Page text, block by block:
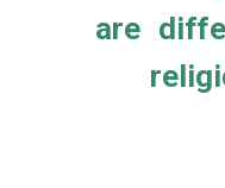
are